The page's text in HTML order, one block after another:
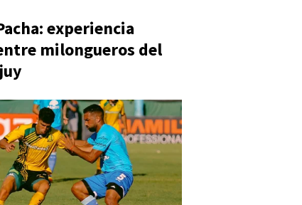
experiencia
milongueros del